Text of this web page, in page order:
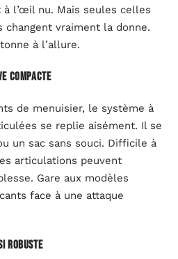
l’œil nu. Mais seules celles
changent vraiment la donne.
à l’allure.
compacte
de menuisier, le système à
se replie aisément. Il se
un sac sans souci. Difficile à
articulations peuvent
Gare aux modèles
face à une attaque
robuste